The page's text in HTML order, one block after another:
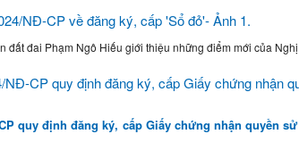
đất đai Phạm Ngô Hiếu giới thiệu những điểm mới của
quy định đăng ký, cấp Giấy chứng nhận quyền